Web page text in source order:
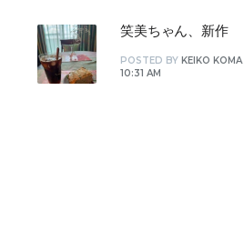
笑美ちゃん、新作
POSTED BY KEIKO KOMA
10:31 AM